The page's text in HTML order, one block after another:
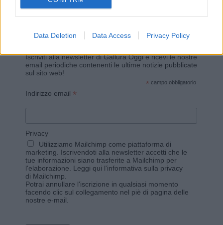
Data Deletion Data Access Privacy Policy
Vuoi rimanere sempre aggiornato?
Iscriviti alla newsletter di Gallura Oggi e ricevi le nostre
email periodiche contenenti le ultime notizie pubblicate
sul sito web!
* campo obbligatorio
Indirizzo email *
Privacy
Utilizziamo Mailchimp come piattaforma di
marketing. Iscrivendoti alla newsletter accetti che le
tue informazioni siano trasferite a Mailchimp per
l'elaborazione. Leggi qui l'informativa sulla privacy
di Mailchimp
Potrai annullare l'iscrizione in qualsiasi momento
facendo clic sul collegamento nel piè di pagina delle
nostre e-mail.